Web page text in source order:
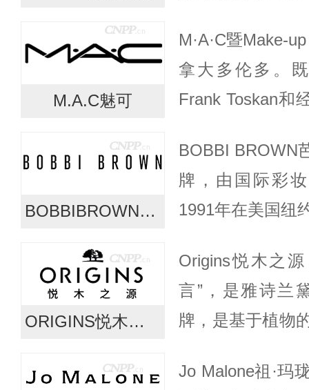
解修护能量的愿
洋。...
M.A.C魅可
M·A·C暨Make-
拿大多伦多。
Frank Toskan和
们...
BOBBIBROWN芭比波朗
BOBBI BROWN
牌，由国际彩
1991年在美国纽
的理念闻名于世
ORIGINS悦木之源
Origins悦木之
言”，是雅诗兰
牌，是基于植物
的科学造诣，以
Jo Malone祖·玛